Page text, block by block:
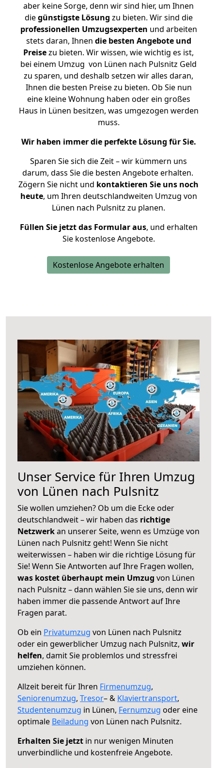
aber keine Sorge, denn wir sind hier, um Ihnen
diegünstigste Lösung zu bieten. Wir sind die
professionellen Umzugsexperten und arbeiten
stets daran, Ihnen die besten Angebote und
Preisezu bieten. Wir wissen, wie wichtig es ist,
bei einem Umzug von Lünen nach Pulsnitz Geld
zu sparen, und deshalb setzen wir alles daran,
Ihnen die besten Preise zu bieten. Ob Sie nun
eine kleine Wohnung haben oder ein großes
Haus in Lünen besitzen, was umgezogen werden
muss.
Wir haben immer die perfekte Lösung für Sie.
Sparen Sie sich die Zeit – wir kümmern uns
darum, dass Sie die besten Angebote erhalten.
Zögern Sie nicht und kontaktieren Sie uns noch
heute, um Ihren deutschlandweiten Umzug von
Lünen nach Pulsnitz zu planen.
Füllen Sie jetzt das Formular aus, und erhalten
Sie kostenlose Angebote.
Kostenlose Angebote erhalten
Unser Service für Ihren Umzug
von Lünen nach Pulsnitz
Sie wollen umziehen? Ob um die Ecke oder
deutschlandweit – wir haben das richtige
Netzwerkan unserer Seite, wenn es Umzüge von
Lünen nach Pulsnitz geht! Wenn Sie nicht
weiterwissen – haben wir die richtige Lösung für
Sie! Wenn Sie Antworten auf Ihre Fragen wollen,
was kostet überhaupt mein Umzug von Lünen
nach Pulsnitz – dann wählen Sie sie uns, denn wir
haben immer die passende Antwort auf Ihre
Fragen parat.
Ob ein Privatumzug von Lünen nach Pulsnitz
oder ein gewerblicher Umzug nach Pulsnitz, wir
helfen, damit Sie problemlos und stressfrei
umziehen können.
Allzeit bereit für Ihren Firmenumzug,
Seniorenumzug, Tresor– & Klaviertransport,
Studentenumzug in Lünen, Fernumzug oder eine
optimale Beiladung von Lünen nach Pulsnitz.
Erhalten Sie jetzt in nur wenigen Minuten
unverbindliche und kostenfreie Angebote.